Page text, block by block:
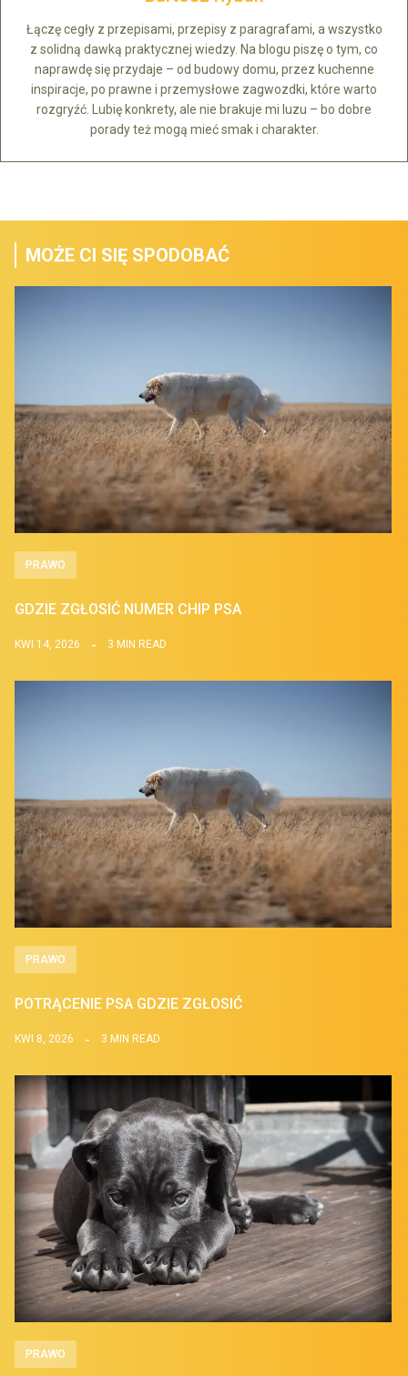
Łączę cegły z przepisami, przepisy z paragrafami, a wszystko
z solidną dawką praktycznej wiedzy. Na blogu piszę o tym, co
naprawdę się przydaje – od budowy domu, przez kuchenne
inspiracje, po prawne i przemysłowe zagwozdki, które warto
rozgryźć. Lubię konkrety, ale nie brakuje mi luzu – bo dobre
porady też mogą mieć smak i charakter.
MOŻE CI SIĘ SPODOBAĆ
PRAWO
GDZIE ZGŁOSIĆ NUMER CHIP PSA
KWI 14, 2026 3 MIN READ
PRAWO
POTRĄCENIE PSA GDZIE ZGŁOSIĆ
KWI 8, 2026 3 MIN READ
PRAWO